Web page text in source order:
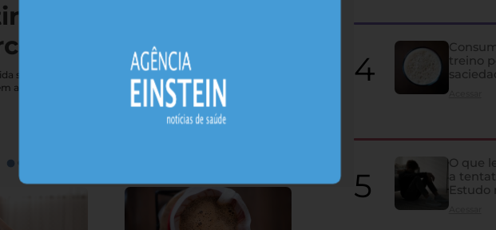
não vai bem — e
sexual; conheça sintomas que costumam passar
a glândula
Idosos
do que
Artigo aponta que
acima de 70 anos
treino
Acessar
O que
a
Estudo
Acessar